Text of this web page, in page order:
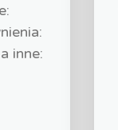
inne: